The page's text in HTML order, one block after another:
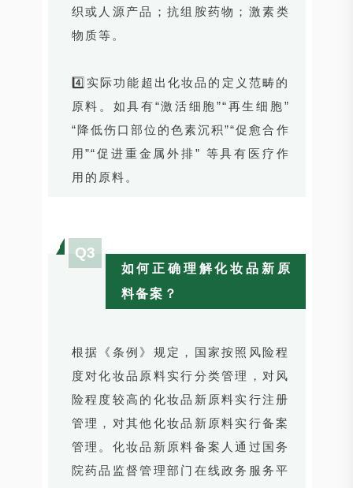
织或人源产品；抗组胺药物；激素类
物质等。
4️⃣实际功能超出化妆品的定义范畴的
原料。如具有“激活细胞”“再生细胞”
“降低伤口部位的色素沉积”“促愈合作
用”“促进重金属外排” 等具有医疗作
用的原料。
Q3
如何正确理解化妆品新原
料备案？
根据《条例》规定，国家按照风险程
度对化妆品原料实行分类管理，对风
险程度较高的化妆品新原料实行注册
管理，对其他化妆品新原料实行备案
管理。化妆品新原料备案人通过国务
院药品监督管理部门在线政务服务平